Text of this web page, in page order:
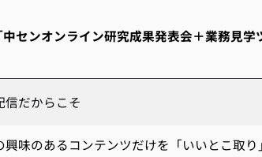
中センオンライン研究成果発表会＋業務見
だからこそ
興味のあるコンテンツだけを「いいとこ取